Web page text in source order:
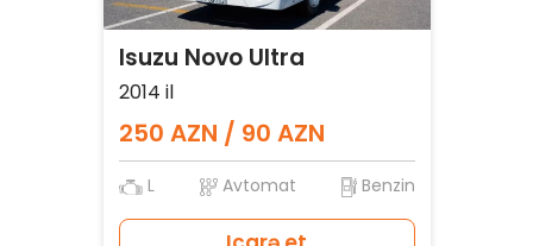
Isuzu Novo Ultra
2014 il
250 AZN / 90 AZN
L Avtomat Benzin